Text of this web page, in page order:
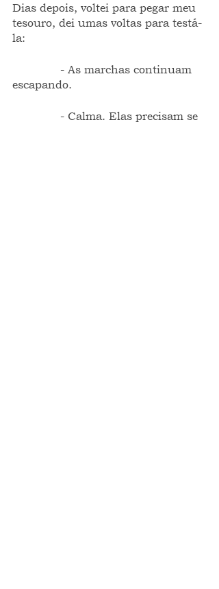
Dias depois, voltei para pegar meu
tesouro, dei umas voltas para testá-
la:
escapando.